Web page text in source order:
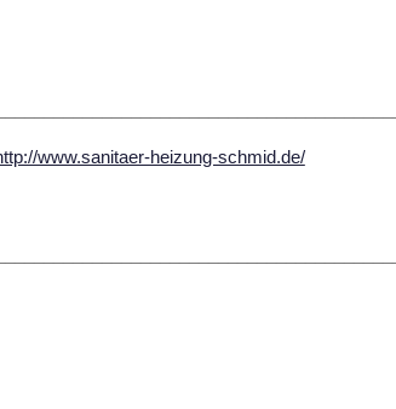
www.sanitaer-heizung-schmid.de/